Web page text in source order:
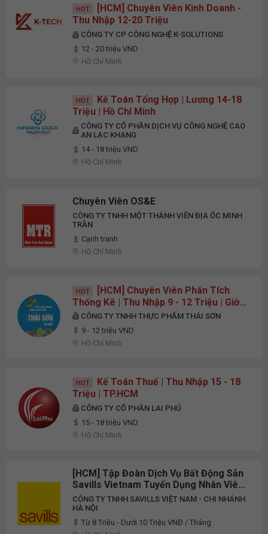
HOT
[HCM] Chuyên Viên Kinh Doanh -
Thu Nhập 12-20 Triệu
CÔNG TY CP CÔNG NGHỆ K-SOLUTIONS
12 - 20 triệu VND
Hồ Chí Minh
HOT
Kế Toán Tổng Hợp | Lương 14-18
Triệu | Hồ Chí Minh
CÔNG TY CỔ PHẦN DỊCH VỤ CÔNG NGHỆ CAO
AN LẠC KHANG
14 - 18 triệu VND
Hồ Chí Minh
Chuyên Viên OS&E
CÔNG TY TNHH MỘT THÀNH VIÊN ĐỊA ỐC MINH
TRẦN
Cạnh tranh
Hồ Chí Minh
HOT
[HCM] Chuyên Viên Phân Tích
Thống Kê | Thu Nhập 9 - 12 Triệu | Giờ
Hành Chính
CÔNG TY TNHH THỰC PHẨM THÁI SƠN
9 - 12 triệu VND
Hồ Chí Minh
HOT
Kế Toán Thuế | Thu Nhập 15 - 18
Triệu | TP.HCM
CÔNG TY CỔ PHẦN LAI PHÚ
15 - 18 triệu VND
Hồ Chí Minh
[HCM] Tập Đoàn Dịch Vụ Bất Động Sản
Savills Vietnam Tuyển Dụng Nhân Viên
Chăm Sóc Khách Hàng Full-Time 2026
CÔNG TY TNHH SAVILLS VIỆT NAM - CHI NHÁNH
HÀ NỘI
Từ 8 Triệu - Dưới 10 Triệu VNĐ / Tháng